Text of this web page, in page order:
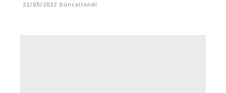
22/05/2022 Güncellendi